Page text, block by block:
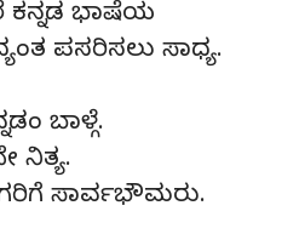
ಕನ್ನಡ ಭಾಷೆಯ
ಪಸರಿಸಲು ಸಾಧ್ಯ.
ಬಾಳ್ಗೆ.
ನಿತ್ಯ.
ಸಾರ್ವಭೌಮರು.